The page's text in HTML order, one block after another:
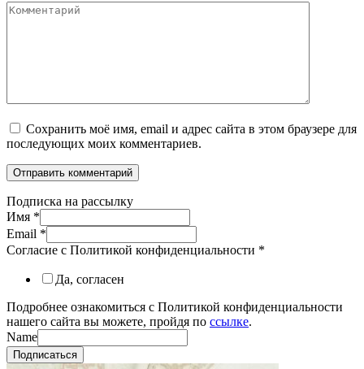
Комментарий
Сохранить моё имя, email и адрес сайта в этом браузере для
последующих моих комментариев.
Подписка на рассылку
Имя *
Email *
Согласие с Политикой конфиденциальности *
Да, согласен
Подробнее ознакомиться с Политикой конфиденциальности
нашего сайта вы можете, пройдя по ссылке.
Name
Подписаться